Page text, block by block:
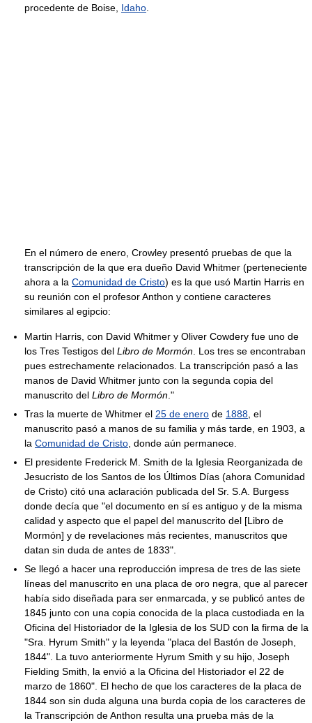
procedente de Boise, Idaho
En el número de enero, Crowley presentó pruebas de que la
transcripción de la que era dueño David Whitmer (perteneciente
ahora a la Comunidad de Cristo) es la que usó Martin Harris en
su reunión con el profesor Anthon y contiene caracteres
similares al egipcio:
Martin Harris, con David Whitmer y Oliver Cowdery fue uno de
los Tres Testigos del Libro de Mormón . Los tres se encontraban
pues estrechamente relacionados. La transcripción pasó a las
manos de David Whitmer junto con la segunda copia del
manuscrito del Libro de Mormón ."
Tras la muerte de Whitmer el 25 de enero de 1888 , el
manuscrito pasó a manos de su familia y más tarde, en 1903, a
la Comunidad de Cristo , donde aún permanece.
El presidente Frederick M. Smith de la Iglesia Reorganizada de
Jesucristo de los Santos de los Últimos Días (ahora Comunidad
de Cristo) citó una aclaración publicada del Sr. S.A. Burgess
donde decía que "el documento en sí es antiguo y de la misma
calidad y aspecto que el papel del manuscrito del [Libro de
Mormón] y de revelaciones más recientes, manuscritos que
datan sin duda de antes de 1833".
Se llegó a hacer una reproducción impresa de tres de las siete
líneas del manuscrito en una placa de oro negra, que al parecer
había sido diseñada para ser enmarcada, y se publicó antes de
1845 junto con una copia conocida de la placa custodiada en la
Oficina del Historiador de la Iglesia de los SUD con la firma de la
"Sra. Hyrum Smith" y la leyenda "placa del Bastón de Joseph,
1844". La tuvo anteriormente Hyrum Smith y su hijo, Joseph
Fielding Smith, la envió a la Oficina del Historiador el 22 de
marzo de 1860". El hecho de que los caracteres de la placa de
1844 son sin duda alguna una burda copia de los caracteres de
la Transcripción de Anthon resulta una prueba más de la